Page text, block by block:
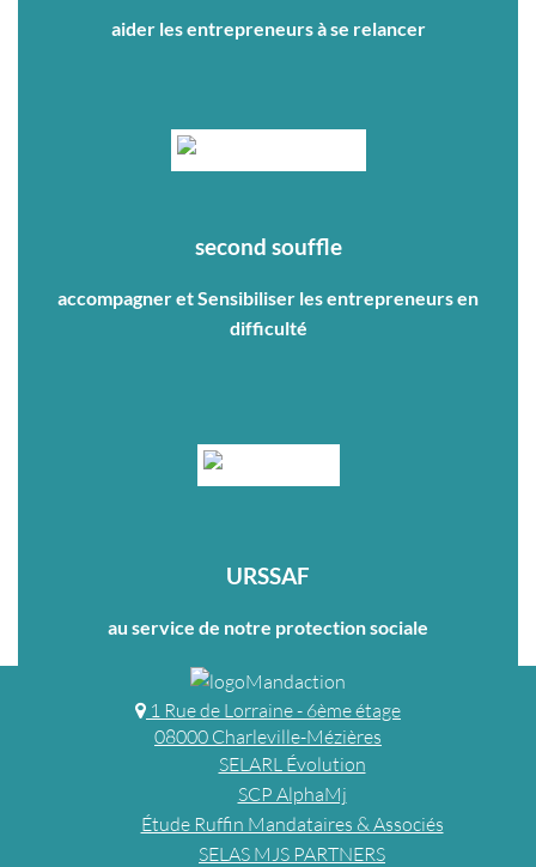
aider les entrepreneurs à se relancer
second souffle
accompagner et Sensibiliser les entrepreneurs en
difficulté
URSSAF
au service de notre protection sociale
1 Rue de Lorraine - 6ème étage
08000 Charleville-Mézières
SELARL Évolution
SCP AlphaMj
Étude Ruffin Mandataires & Associés
SELAS MJS PARTNERS